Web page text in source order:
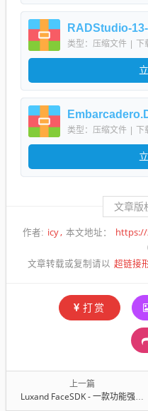
类型：压缩文件
类型：压缩文件
文章版
作者: icy 本文地址： https://
文章转载或复制请以 超链接
打赏
上一篇
Luxand FaceSDK - 一款功能强大的跨平台人脸识别开发工具包